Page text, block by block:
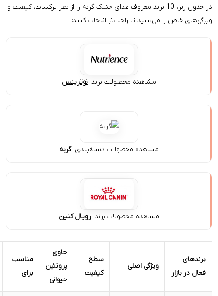
در جدول زیر، 10 برند معروف غذای خشک گربه را از نظر ترکیبات، کیفیت و
می‌بینید تا راحت‌تر انتخاب کنید:
مشاهده محصولات برند نوترینس
مشاهده محصولات دسته‌بندی گربه
مشاهده محصولات برند رویال کنین
ویژگی اصلی
کیفیت
مزیت خاص